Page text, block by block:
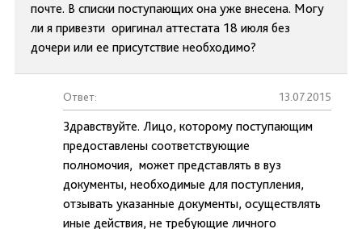
почте. В списки поступающих она уже внесена. Могу
ли я привезти оригинал аттестата 18 июля без
дочери или ее присутствие необходимо?
Ответ: 13.07.2015
Здравствуйте. Лицо, которому поступающим
предоставлены соответствующие
полномочия, может представлять в вуз
документы, необходимые для поступления,
отзывать указанные документы, осуществлять
иные действия, не требующие личного